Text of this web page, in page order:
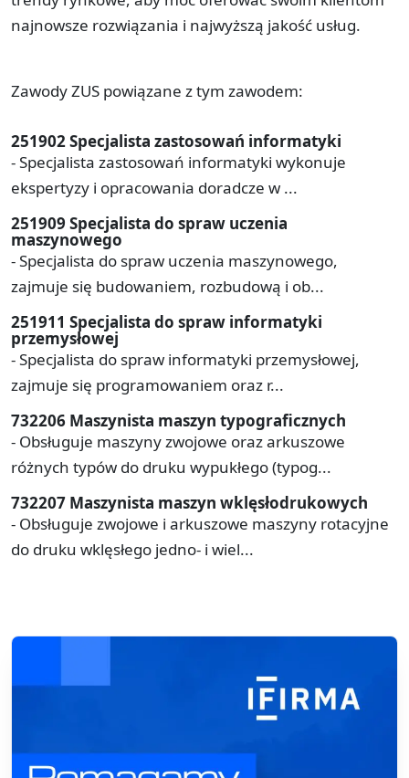
najnowsze rozwiązania i najwyższą jakość usług.
Zawody ZUS powiązane z tym zawodem:
251902 Specjalista zastosowań informatyki
- Specjalista zastosowań informatyki wykonuje
ekspertyzy i opracowania doradcze w ...
251909 Specjalista do spraw uczenia
maszynowego
- Specjalista do spraw uczenia maszynowego,
zajmuje się budowaniem, rozbudową i ob...
251911 Specjalista do spraw informatyki
przemysłowej
- Specjalista do spraw informatyki przemysłowej,
zajmuje się programowaniem oraz r...
732206 Maszynista maszyn typograficznych
- Obsługuje maszyny zwojowe oraz arkuszowe
różnych typów do druku wypukłego (typog...
732207 Maszynista maszyn wklęsłodrukowych
- Obsługuje zwojowe i arkuszowe maszyny rotacyjne
do druku wklęsłego jedno- i wiel...